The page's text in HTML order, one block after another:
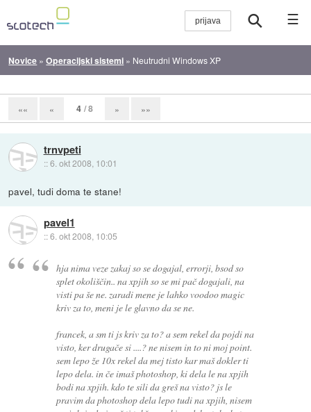
☰
Novice »Operacijski sistemi » Neutrudni Windows XP
«« « 4 / 8 » »»
trnvpeti
::6. okt 2008, 10:01
pavel, tudi doma te stane!
pavel1
::6. okt 2008, 10:05
hja nima veze zakaj so se dogajal, errorji, bsod so
splet okoliščin.. na xpjih so se mi pač dogajali, na
visti pa še ne. zaradi mene je lahko voodoo magic
kriv za to, meni je le glavno da se ne.
francek, a sm ti js kriv za to? a sem rekel da pojdi na
visto, ker drugače si ....? ne nisem in to ni moj point.
sem lepo že 10x rekel da mej tisto kar maš dokler ti
lepo dela. in če imaš photoshop, ki dela le na xpjih
bodi na xpjih. kdo te sili da greš na visto? js le
pravim da photoshop dela lepo tudi na xpjih, nisem